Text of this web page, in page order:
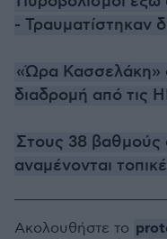
- Τραυματίστηκαν
«Ώρα Κασσελάκη»
διαδρομή από τις
Στους 38
αναμένονται
Ακολουθήστε το